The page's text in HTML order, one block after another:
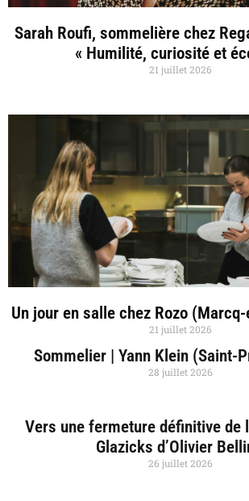
Sarah Roufi, sommelière chez
« Humilité, curiosité et
21 juillet 2026
Un jour en salle chez Rozo
21 juillet 2026
Sommelier | Yann Klein (Saint-
28 juillet 2026
Vers une fermeture définitive de
Glazicks d’Olivier
26 juillet 2026